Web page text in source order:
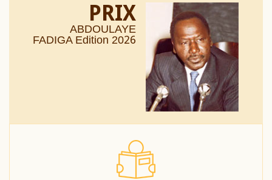
PRIX
ABDOULAYE
FADIGA Edition 2026